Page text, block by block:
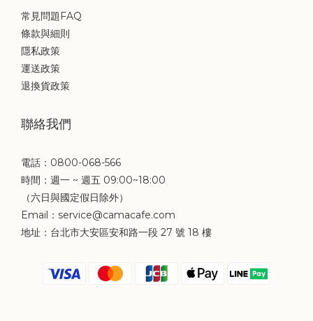
常見問題FAQ
條款與細則
隱私政策
運送政策
退換貨政策
聯絡我們
電話：0800-068-566
時間：週一 ~ 週五 09:00~18:00
（六日與國定假日除外）
Email：service@camacafe.com
地址：台北市大安區安和路一段 27 號 18 樓